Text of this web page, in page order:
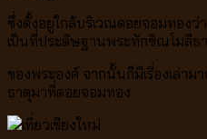
ซึ่งตั้งอยู่ใกล้บริเวณดอยจอมทอง
เป็นที่ประดิษฐานพระทักขิณโมลีธา
ของพระองค์ จากนั้นก็มีเรื่องเล่า
ธาตุมาที่ดอยจอมทอง